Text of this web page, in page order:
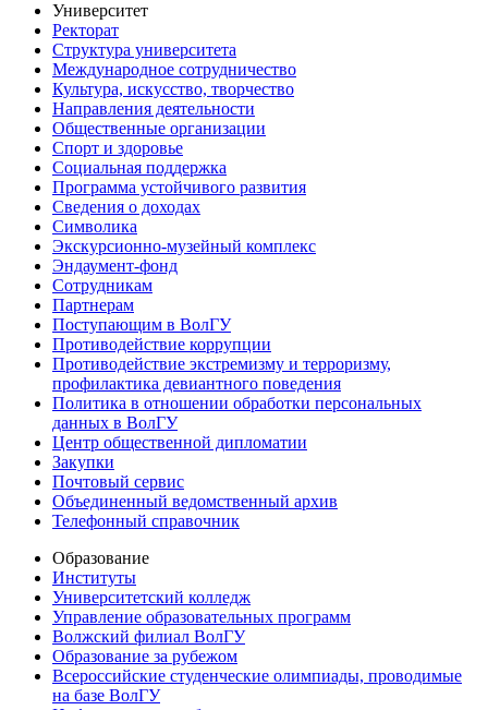
Университет
Ректорат
Структура университета
Международное сотрудничество
Культура, искусство, творчество
Направления деятельности
Общественные организации
Спорт и здоровье
Социальная поддержка
Программа устойчивого развития
Сведения о доходах
Символика
Экскурсионно-музейный комплекс
Эндаумент-фонд
Сотрудникам
Партнерам
Поступающим в ВолГУ
Противодействие коррупции
Противодействие экстремизму и терроризму,
профилактика девиантного поведения
Политика в отношении обработки персональных
данных в ВолГУ
Центр общественной дипломатии
Закупки
Почтовый сервис
Объединенный ведомственный архив
Телефонный справочник
Образование
Институты
Университетский колледж
Управление образовательных программ
Волжский филиал ВолГУ
Образование за рубежом
Всероссийские студенческие олимпиады, проводимые
на базе ВолГУ